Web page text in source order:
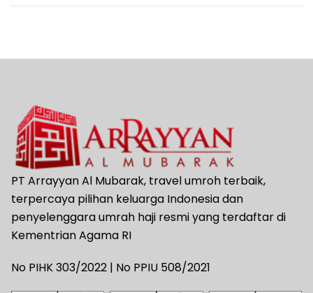
PT Arrayyan Al Mubarak, travel umroh terbaik,
terpercaya pilihan keluarga Indonesia dan
penyelenggara umrah haji resmi yang terdaftar di
Kementrian Agama RI
No PIHK 303/2022 | No PPIU 508/2021